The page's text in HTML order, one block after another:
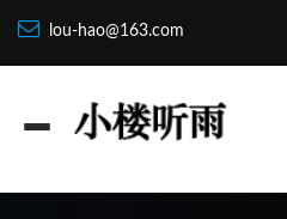
lou-hao@163.com